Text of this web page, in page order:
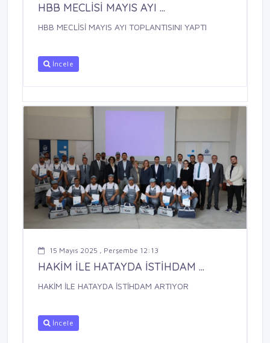
HBB MECLİSİ MAYIS AYI ...
HBB MECLİSİ MAYIS AYI TOPLANTISINI YAPTI
İncele
15 Mayıs 2025 , Perşembe 12:13
HAKİM İLE HATAYDA İSTİHDAM ...
HAKİM İLE HATAYDA İSTİHDAM ARTIYOR
İncele